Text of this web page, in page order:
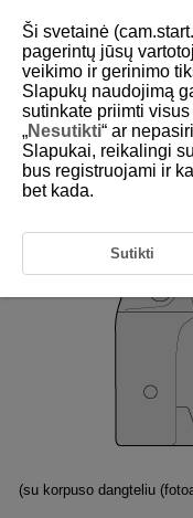
D180-003
Pakuotės turinys
Prieš naudodami
(su korpuso dangteliu
Ši svetainė
pagerintų jūsų
veikimo ir gerinimo
Slapukų naudojimą
sutinkate priimti
„Nesutikti“ ar
Slapukai, reikalingi
bus registruojami ir
bet kada.
Sutikti